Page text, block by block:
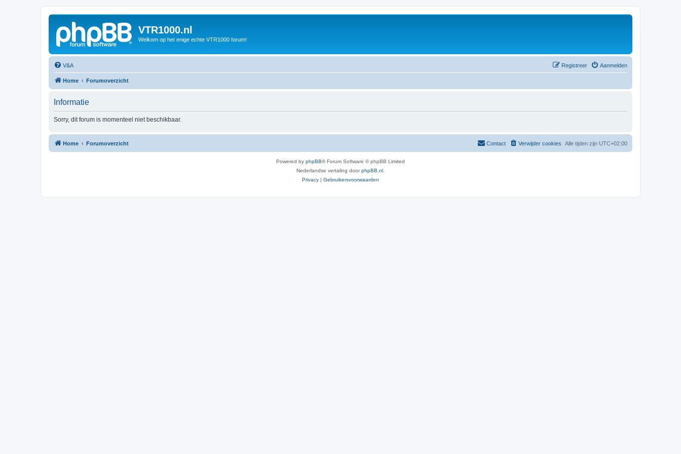
VTR1000.nl
Welkom op het enige echte VTR1000 forum!
V&A Aanmelden
Registreer
Home Forumoverzicht
Informatie
Sorry, dit forum is momenteel niet beschikbaar.
Home Forumoverzicht Alle tijden zijn UTC+02:00
Verwijder cookies
Contact
Powered by phpBB® Forum Software © phpBB Limited
Nederlandse vertaling doorphpBB.nl
Privacy | Gebruikersvoorwaarden